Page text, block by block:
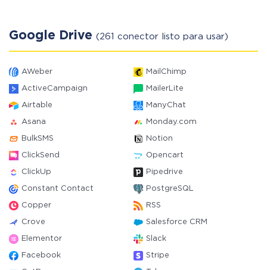
Google Drive (261 conector listo para usar)
AWeber MailChimp
ActiveCampaign MailerLite
Airtable ManyChat
Asana Monday.com
BulkSMS Notion
ClickSend Opencart
ClickUp Pipedrive
Constant Contact PostgreSQL
Copper RSS
Crove Salesforce CRM
Elementor Slack
Facebook Stripe